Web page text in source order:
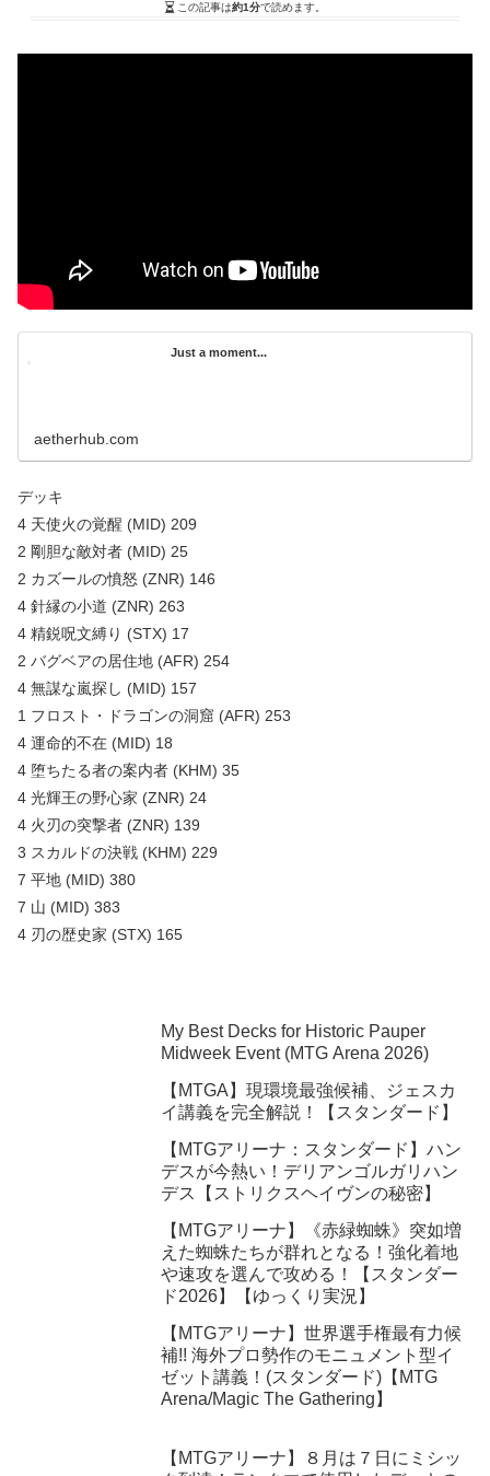
この記事は約1分で読めます。
Just a moment...
aetherhub.com
デッキ
4 天使火の覚醒 (MID) 209
2 剛胆な敵対者 (MID) 25
2 カズールの憤怒 (ZNR) 146
4 針縁の小道 (ZNR) 263
4 精鋭呪文縛り (STX) 17
2 バグベアの居住地 (AFR) 254
4 無謀な嵐探し (MID) 157
1 フロスト・ドラゴンの洞窟 (AFR) 253
4 運命的不在 (MID) 18
4 堕ちたる者の案内者 (KHM) 35
4 光輝王の野心家 (ZNR) 24
4 火刃の突撃者 (ZNR) 139
3 スカルドの決戦 (KHM) 229
7 平地 (MID) 380
7 山 (MID) 383
4 刃の歴史家 (STX) 165
My Best Decks for Historic Pauper
Midweek Event (MTG Arena 2026)
【MTGA】現環境最強候補、ジェスカ
イ講義を完全解説！【スタンダード】
【MTGアリーナ：スタンダード】ハン
デスが今熱い！デリアンゴルガリハン
デス【ストリクスヘイヴンの秘密】
【MTGアリーナ】《赤緑蜘蛛》突如増
えた蜘蛛たちが群れとなる！強化着地
や速攻を選んで攻める！【スタンダー
ド2026】【ゆっくり実況】
【MTGアリーナ】世界選手権最有力候
補!! 海外プロ勢作のモニュメント型イ
ゼット講義！(スタンダード)【MTG
Arena/Magic The Gathering】
【MTGアリーナ】８月は７日にミシッ